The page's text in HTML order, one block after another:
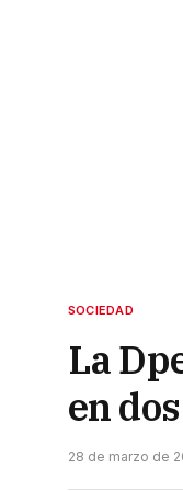
SOCIEDAD
La
en
28 de marzo de